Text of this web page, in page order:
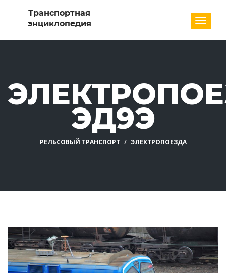
ЭД9Э
РЕЛЬСОВЫЙ ТРАНСПОРТ ЭЛЕКТРОПОЕЗДА